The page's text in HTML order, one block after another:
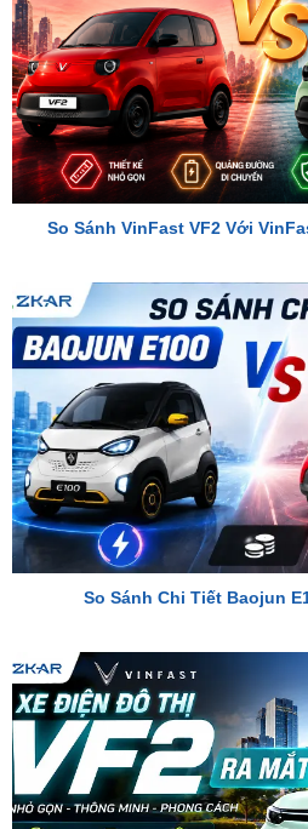
So Sánh VinFast VF2 Với
So Sánh Chi Tiết Baojun